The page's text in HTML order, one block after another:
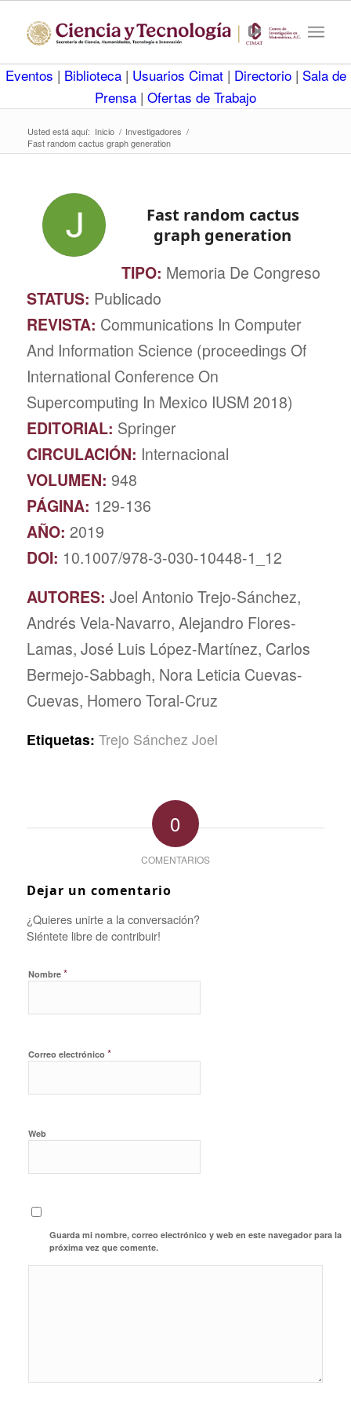
Eventos | Biblioteca | Usuarios Cimat | Directorio | Sala de
Prensa | Ofertas de Trabajo
Usted está aquí: Inicio / Investigadores /
Fast random cactus graph generation
Fast random cactus
graph generation
TIPO: Memoria De Congreso
STATUS: Publicado
REVISTA: Communications In Computer
And Information Science (proceedings Of
International Conference On
Supercomputing In Mexico IUSM 2018)
EDITORIAL: Springer
CIRCULACIÓN: Internacional
VOLUMEN: 948
PÁGINA: 129-136
AÑO: 2019
DOI: 10.1007/978-3-030-10448-1_12
AUTORES: Joel Antonio Trejo-Sánchez,
Andrés Vela-Navarro, Alejandro Flores-
Lamas, José Luis López-Martínez, Carlos
Bermejo-Sabbagh, Nora Leticia Cuevas-
Cuevas, Homero Toral-Cruz
Etiquetas: Trejo Sánchez Joel
0
COMENTARIOS
Dejar un comentario
¿Quieres unirte a la conversación?
Siéntete libre de contribuir!
Nombre *
Correo electrónico *
Web
Guarda mi nombre, correo electrónico y web en este navegador para la
próxima vez que comente.